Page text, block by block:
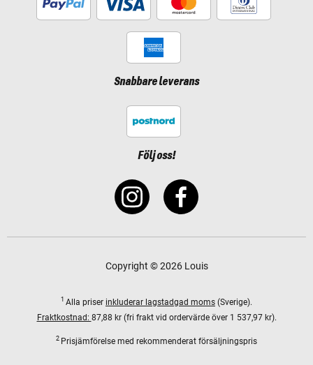
Snabbare leverans
Följ oss!
Copyright © 2026 Louis
1 Alla priser inkluderar lagstadgad moms (Sverige).
Fraktkostnad: 87,88 kr (fri frakt vid ordervärde över 1 537,97 kr).
2 Prisjämförelse med rekommenderat försäljningspris